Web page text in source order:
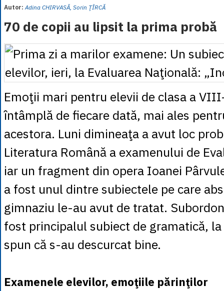
1 MXN= 0.2227
1 NZD= 2.6097
1 PLN = 1.1646
1 RUB = 0.0530
1 SEK= 0.4526
1 UAH = 0.1048
1 ZAR= 0.2318
Autor:Adina CHIRVASĂ, Sorin ŢÎRCĂ
70 de copii au lipsit la prima probă
Emoţii mari pentru elevii de clasa a
întâmplă de fiecare dată, mai ales
acestora. Luni dimineaţa a avut loc
Literatura Română a examenului de
iar un fragment din opera Ioanei
a fost unul dintre subiectele pe care
gimnaziu le-au avut de tratat.
fost principalul subiect de gramatică,
spun că s-au descurcat bine.
Examenele elevilor, emoţiile părinţilor